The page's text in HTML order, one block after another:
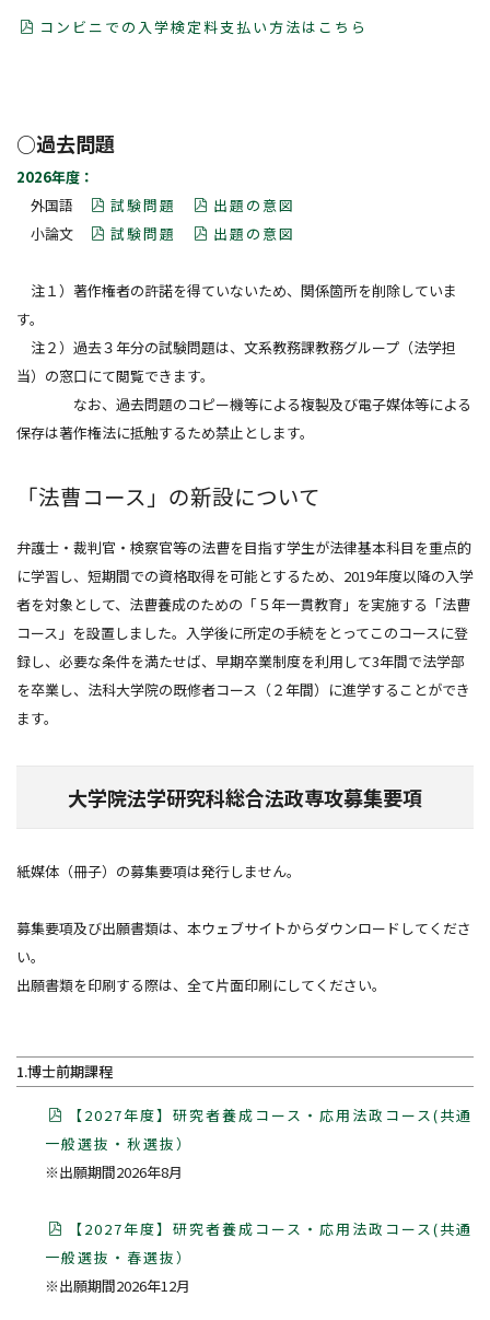
詳しくはこちら
大学院へ進学
コンビニでの入学検定料支払い方法はこちら
○過去問題
2026年度：
外国語
試験問題
出題の意図
小論文
試験問題 出題の意図
注１）著作権者の許諾を得ていないため、関係箇所を削除していま
す。
注２）過去３年分の試験問題は、文系教務課教務グループ（法学担
当）の窓口にて閲覧できます。
なお、過去問題のコピー機等による複製及び電子媒体等による
保存は著作権法に抵触するため禁止とします。
「法曹コース」の新設について
弁護士・裁判官・検察官等の法曹を目指す学生が法律基本科目を重点的
に学習し、短期間での資格取得を可能とするため、2019年度以降の入学
者を対象として、法曹養成のための「５年一貫教育」を実施する「法曹
コース」を設置しました。入学後に所定の手続をとってこのコースに登
録し、必要な条件を満たせば、早期卒業制度を利用して3年間で法学部
を卒業し、法科大学院の既修者コース（２年間）に進学することができ
ます。
大学院法学研究科総合法政専攻募集要項
紙媒体（冊子）の募集要項は発行しません。
募集要項及び出願書類は、本ウェブサイトからダウンロードしてくださ
い。
出願書類を印刷する際は、全て片面印刷にしてください。
1.博士前期課程
【2027年度】研究者養成コース・応用法政コース(共通
一般選抜・秋選抜）
※出願期間2026年8月
【2027年度】研究者養成コース・応用法政コース(共通
一般選抜・春選抜）
※出願期間2026年12月